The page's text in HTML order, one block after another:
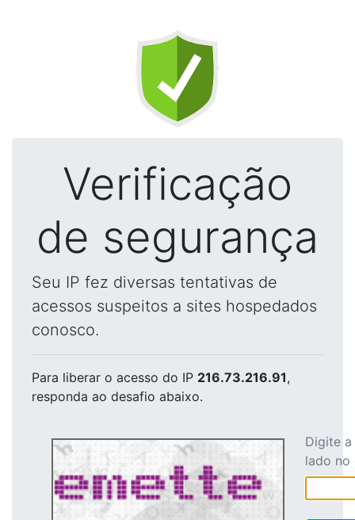
Verificação
de segurança
Seu IP fez diversas tentativas de
acessos suspeitos a sites hospedados
conosco.
Para liberar o acesso do IP 216.73.216.91,
responda ao desafio abaixo.
Digite
lado no